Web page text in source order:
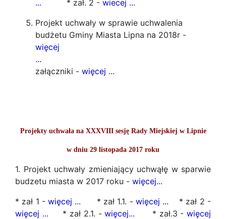
... * zał. 2 - wiecej ...
Projekt uchwały w sprawie uchwalenia
budżetu Gminy Miasta Lipna na 2018r -
więcej
...
załączniki - więcej ...
Projekty uchwała na XXXVIII sesję Rady Miejskiej w Lipnie
w dniu 29 listopada 2017 roku
1. Projekt uchwały zmieniający uchwąłę w sparwie
budzetu miasta w 2017 roku - więcej...
* zał 1 -więcej ... * zał 1.1. - więcej ... * zał 2 -
więcej ... * zał 2.1. -więcej... * zał.3 -więcej